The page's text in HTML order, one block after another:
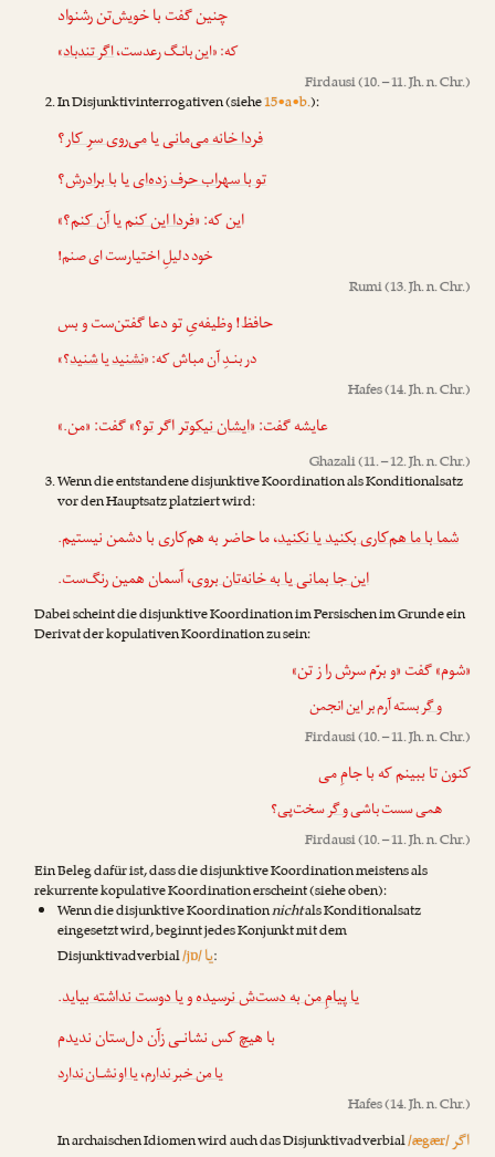
چنین گفت با خویش‌تن رشنواد
که: «این بانـگ رعدست،اگر تندباد»
Firdausi(10. – 11. Jh. n. Chr.)
In Disjunktivinterrogativen (siehe15•a•b.):
فردا خانه می‌مانییامی‌روی سرِ کار؟
تو با سهراب حرف زده‌اییابا برادرش؟
این که: «فردا این کنمیاآن کنم؟»
خود دلیلِ اختیارست ای صنم!
Rumi(13. Jh. n. Chr.)
حافظ! وظیفه‌یِ تو دعا گفتن‌ست و بس
در بنـدِ آن مباش که: «نشنیدیاشنید؟»
Hafes(14. Jh. n. Chr.)
عایشه گفت: «ایشان نیکوتراگرتو؟» گفت: «من.»
Ghazali(11. – 12. Jh. n. Chr.)
Wenn die entstandene disjunktive Koordination als Konditionalsatz
vor den Hauptsatz platziert wird:
شما با ما هم‌کاری بکنید یا نکنید، ما حاضر به هم‌کاری با دشمن نیستیم.
این جا بمانی یا به خانه‌تان بروی، آسمان همین رنگ‌ست.
Dabei scheint die disjunktive Koordination im Persischen im Grunde ein
Derivat der kopulativen Koordination zu sein:
«شوم» گفت «و برّم سرش را ز تن»
و گربسته آرم بر این انجمن
Firdausi(10. – 11. Jh. n. Chr.)
کنون تا ببینم که با جامِ می
همی سست باشیو گرسخت‌پی؟
Firdausi(10. – 11. Jh. n. Chr.)
Ein Beleg dafür ist, dass die disjunktive Koordination meistens als
rekurrente kopulative Koordination erscheint (siehe oben):
Wenn die disjunktive Koordinationnichtals Konditionalsatz
eingesetzt wird, beginnt jedes Konjunkt mit dem
Disjunktivadverbial/jɒ/یا:
یا پیامِ من به دست‌ش نرسیدهویا دوست نداشته بیاید.
با هیچ کس نشانـی زآن دل‌ستان ندیدم
یا من خبر ندارم،یا او نشـان ندارد
Hafes(14. Jh. n. Chr.)
In archaischen Idiomen wird auch das Disjunktivadverbial/ægær/اگر